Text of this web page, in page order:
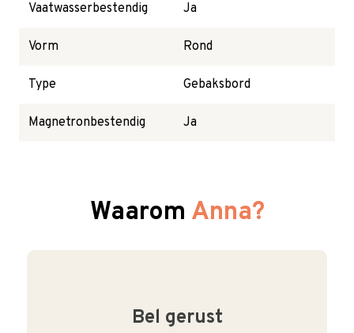
Vaatwasserbestendig Ja
Vorm Rond
Type Gebaksbord
Magnetronbestendig Ja
Waarom Anna?
Bel gerust